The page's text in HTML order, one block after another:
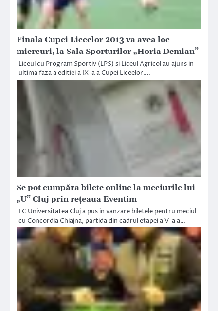
Finala Cupei Liceelor 2013 va avea loc
miercuri, la Sala Sporturilor „Horia Demian”
Liceul cu Program Sportiv (LPS) si Liceul Agricol au ajuns in
ultima faza a editiei a IX-a a Cupei Liceelor.…
Se pot cumpăra bilete online la meciurile lui
„U” Cluj prin reţeaua Eventim
FC Universitatea Cluj a pus in vanzare biletele pentru meciul
cu Concordia Chiajna, partida din cadrul etapei a V-a a…